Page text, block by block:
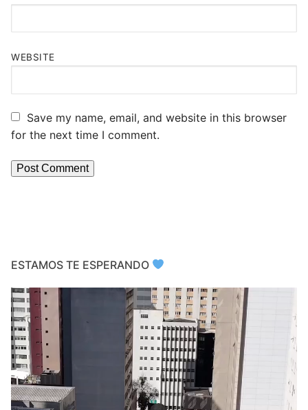
WEBSITE
Save my name, email, and website in this browser
for the next time I comment.
ESTAMOS TE ESPERANDO
Video
Player